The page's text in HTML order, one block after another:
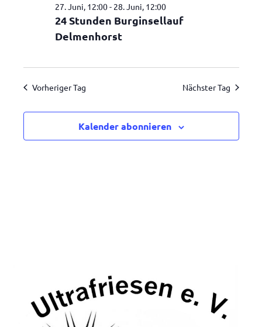
2026
24 Stunden Burginsellauf
Delmenhorst
27. Juni, 12:00- 28. Juni, 12:00
Vorheriger Tag Nächster Tag
Kalender abonnieren